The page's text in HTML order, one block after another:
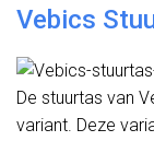
Vebics
De stuurtas van
variant. Deze